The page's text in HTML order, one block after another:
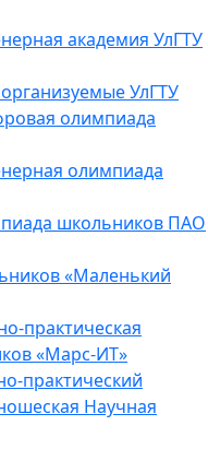
академия УлГТУ
УлГТУ
олимпиада
олимпиада
школьников ПАО
«Маленький
практическая
«Марс-ИТ»
практический
Научная